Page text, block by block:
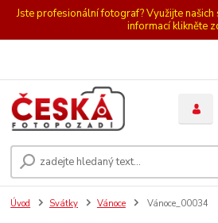
Jste profesionální fotograf? Využijte
informací klikněte
Úvod Svátky Vánoce Vánoce_00034